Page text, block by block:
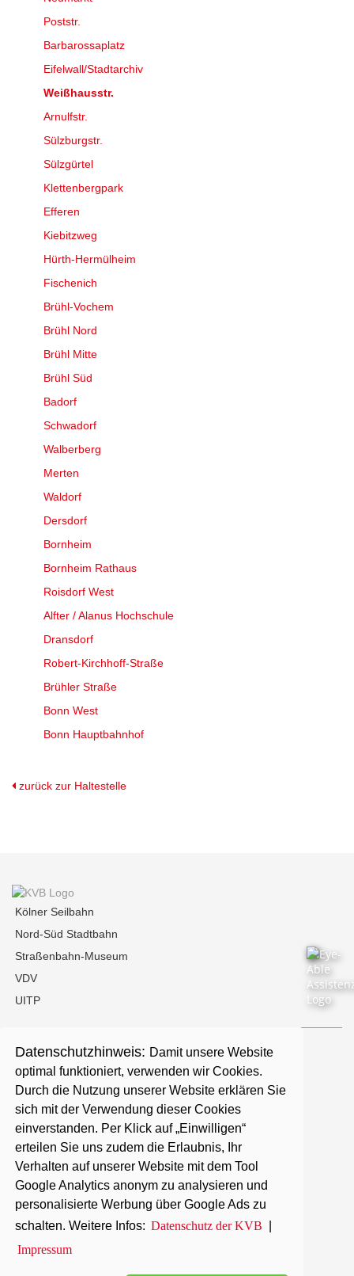
Datenschutzhinweis: Damit unsere Website
optimal funktioniert, verwenden wir Cookies.
Durch die Nutzung unserer Website erklären Sie
sich mit der Verwendung dieser Cookies
einverstanden. Per Klick auf „Einwilligen“
erteilen Sie uns zudem die Erlaubnis, Ihr
Verhalten auf unserer Website mit dem Tool
Google Analytics anonym zu analysieren und
personalisierte Werbung über Google Ads zu
schalten. Weitere Infos: Datenschutz der KVB
Impressum
Poststr.
Barbarossaplatz
Eifelwall/Stadtarchiv
Weißhausstr.
Arnulfstr.
Sülzburgstr.
Sülzgürtel
Klettenbergpark
Efferen
Kiebitzweg
Hürth-Hermülheim
Fischenich
Brühl-Vochem
Brühl Nord
Brühl Mitte
Brühl Süd
Badorf
Schwadorf
Walberberg
Merten
Waldorf
Dersdorf
Bornheim
Bornheim Rathaus
Roisdorf West
Alfter / Alanus Hochschule
Dransdorf
Robert-Kirchhoff-Straße
Brühler Straße
Bonn West
Bonn Hauptbahnhof
zurück zur Haltestelle
Kölner Seilbahn
Nord-Süd Stadtbahn
Straßenbahn-Museum
VDV
UITP
Kontakt
Presse
Karriere
Barrierefreiheit
Datenschutz